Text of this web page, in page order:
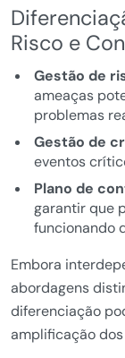
Risco e
Gestão de
ameaças
problemas
Gestão de
eventos
Plano de
garantir que
funcionando
Embora
abordagens
diferenciação
amplificação